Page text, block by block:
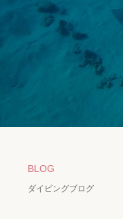
BLOG
ダイビングブログ